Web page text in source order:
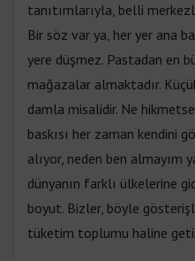
tanıtımlarıyla, belli
Bir söz var ya, her yer ana
yere düşmez. Pastadan en
mağazalar almaktadır.
damla misalidir. Ne
baskısı her zaman kendini
alıyor, neden ben almayım
dünyanın farklı ülkelerine
boyut. Bizler, böyle
tüketim toplumu haline